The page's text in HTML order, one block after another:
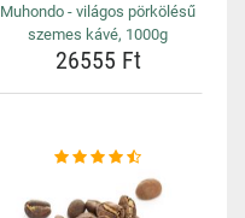
Muhondo - világos pörkölésű
szemes kávé, 1000g
26555 Ft